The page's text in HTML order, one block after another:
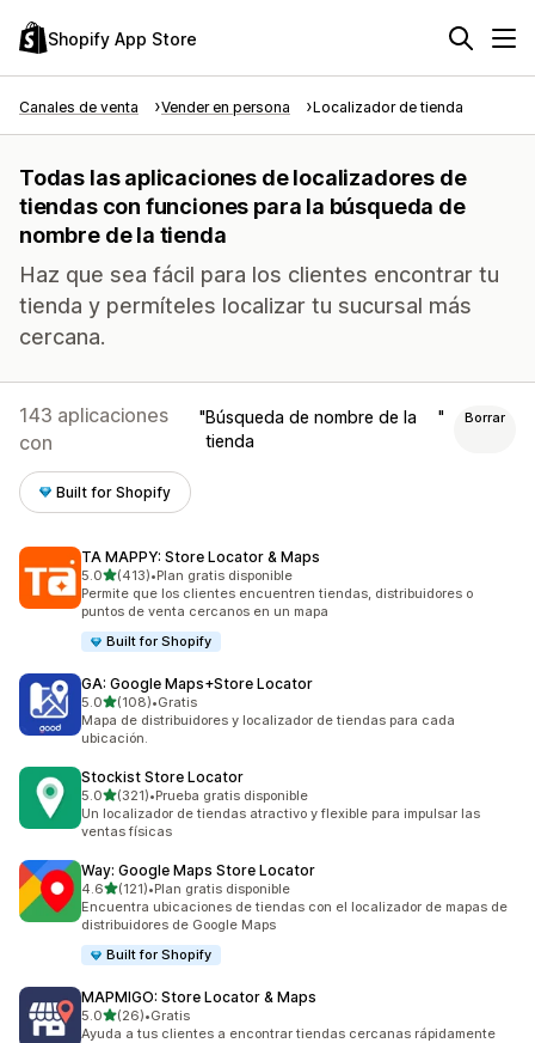
Shopify App Store
Canales de venta Vender en persona Localizador de tienda
Todas las aplicaciones de localizadores de
tiendas con funciones para la búsqueda de
nombre de la tienda
Haz que sea fácil para los clientes encontrar tu
tienda y permíteles localizar tu sucursal más
cercana.
143 aplicaciones
con
Búsqueda de nombre de la
tienda
Borrar
Built for Shopify
TA MAPPY: Store Locator & Maps
5.0de 5 estrellas
(413)
413 reseñas en total
•Plan gratis disponible
Permite que los clientes encuentren tiendas, distribuidores o
puntos de venta cercanos en un mapa
Built for Shopify
GA: Google Maps+Store Locator
5.0de 5 estrellas
(108)
108 reseñas en total
•Gratis
Mapa de distribuidores y localizador de tiendas para cada
ubicación.
Stockist Store Locator
5.0de 5 estrellas
(321)
321 reseñas en total
•Prueba gratis disponible
Un localizador de tiendas atractivo y flexible para impulsar las
ventas físicas
Way: Google Maps Store Locator
4.6de 5 estrellas
(121)
121 reseñas en total
•Plan gratis disponible
Encuentra ubicaciones de tiendas con el localizador de mapas de
distribuidores de Google Maps
Built for Shopify
MAPMIGO: Store Locator & Maps
5.0de 5 estrellas
(26)
26 reseñas en total
•Gratis
Ayuda a tus clientes a encontrar tiendas cercanas rápidamente